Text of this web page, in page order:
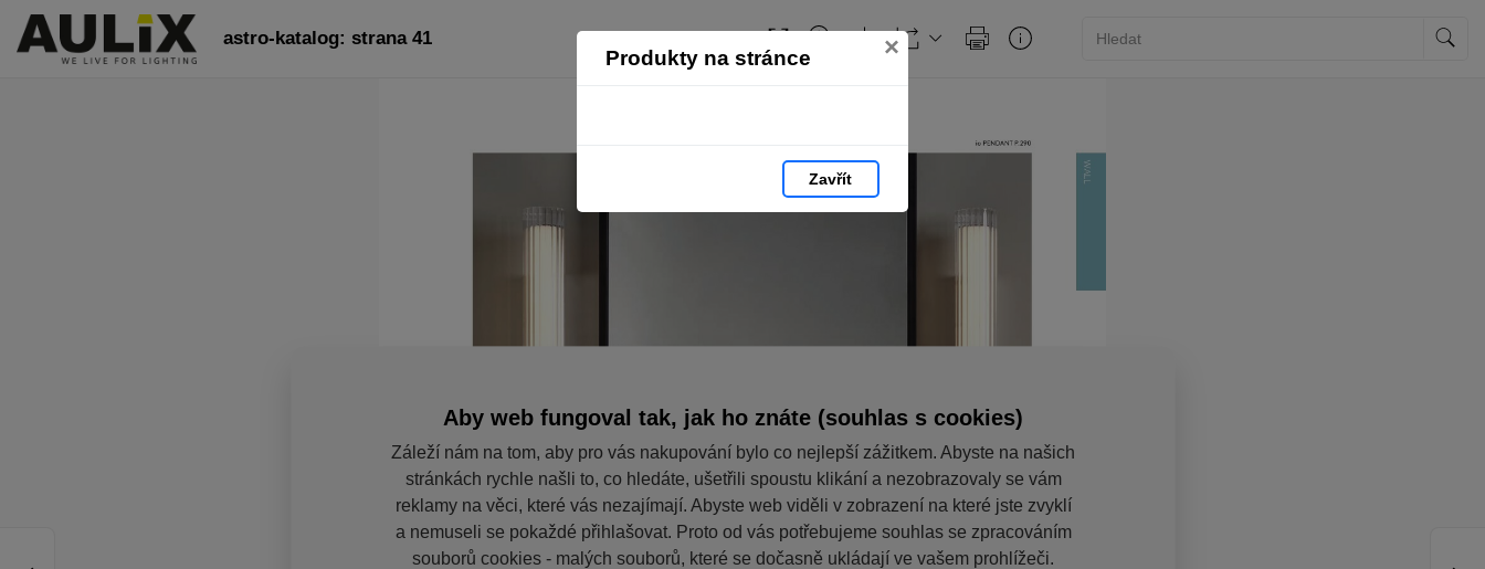
Produkty na stránce ×
Zavřít
astro-katalog: strana 41
Aby web fungoval tak, jak ho znáte (souhlas s cookies)
Záleží nám na tom, aby pro vás nakupování bylo co nejlepší zážitkem. Abyste na našich
stránkách rychle našli to, co hledáte, ušetřili spoustu klikání a nezobrazovaly se vám
reklamy na věci, které vás nezajímají. Abyste web viděli v zobrazení na které jste zvyklí
a nemuseli se pokaždé přihlašovat. Proto od vás potřebujeme souhlas se zpracováním
souborů cookies - malých souborů, které se dočasně ukládají ve vašem prohlížeči.